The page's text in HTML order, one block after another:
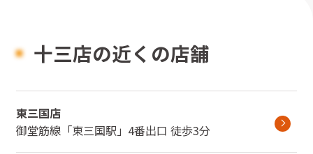
十三店の近くの店舗
東三国店
御堂筋線「東三国駅 」 4番出口 徒歩3分